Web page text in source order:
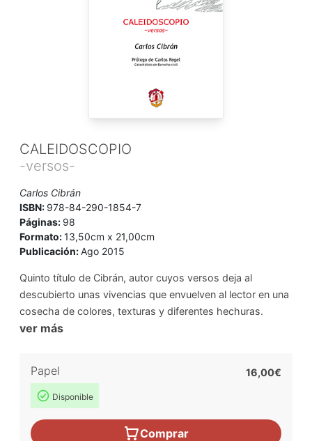
CALEIDOSCOPIO
-versos-
Carlos Cibrán
ISBN: 978-84-290-1854-7
Páginas: 98
Formato:13,50cm x 21,00cm
Publicación:Ago 2015
Quinto título de Cibrán, autor cuyos versos deja al
descubierto unas vivencias que envuelven al lector en una
cosecha de colores, texturas y diferentes hechuras.
ver más
Papel
Disponible
16,00€
Comprar